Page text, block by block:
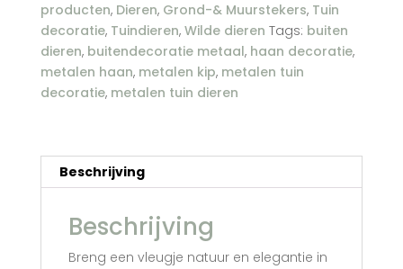
kip
nr.
aantal
producten, Dieren, Grond-& Muurstekers, Tuin
decoratie, Tuindieren, Wilde dieren Tags: buiten
dieren, buitendecoratie metaal, haan decoratie,
metalen haan, metalen kip, metalen tuin
decoratie, metalen tuin dieren
Beschrijving
Beschrijving
Breng een vleugje natuur en elegantie in